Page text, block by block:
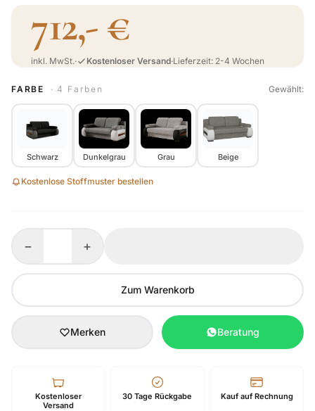
712,- €
inkl. MwSt.· Kostenloser Versand·Lieferzeit: 2-4 Wochen
FARBE · 4 Farben Gewählt:
Schwarz Dunkelgrau Grau Beige
Kostenlose Stoffmuster bestellen
− +
Zum Warenkorb
Merken Beratung
Kostenloser
Versand
30 Tage Rückgabe Kauf auf Rechnung